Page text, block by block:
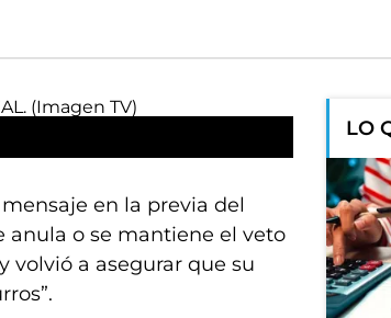
en la previa del
anula o se mantiene el veto
volvió a asegurar que su
LO